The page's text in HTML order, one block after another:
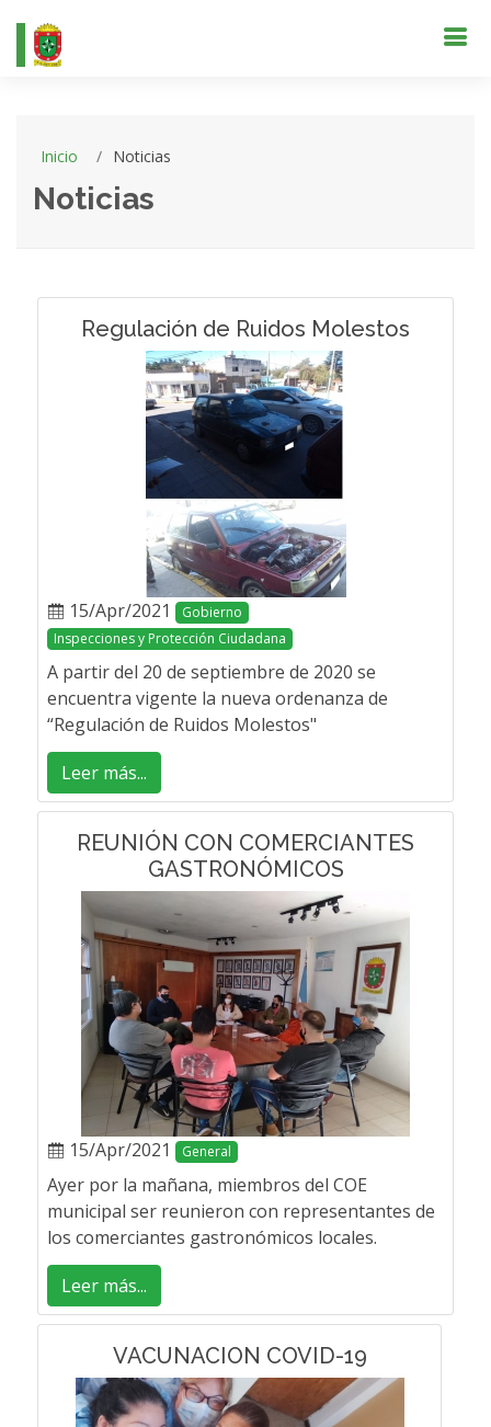
Inicio Noticias
Noticias
Regulación de Ruidos Molestos
15/Apr/2021
Gobierno
Inspecciones y Protección Ciudadana
A partir del 20 de septiembre de 2020 se
encuentra vigente la nueva ordenanza de
“Regulación de Ruidos Molestos"
Leer más...
REUNIÓN CON COMERCIANTES
GASTRONÓMICOS
15/Apr/2021 General
Ayer por la mañana, miembros del COE
municipal ser reunieron con representantes de
los comerciantes gastronómicos locales.
Leer más...
VACUNACION COVID-19